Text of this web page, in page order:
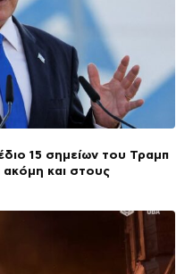
15 σημείων του Τραμπ
ακόμη και στους